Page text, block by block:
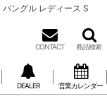
ングル レディース S
CONTACT 商品検索
DEALER 営業カレンダー